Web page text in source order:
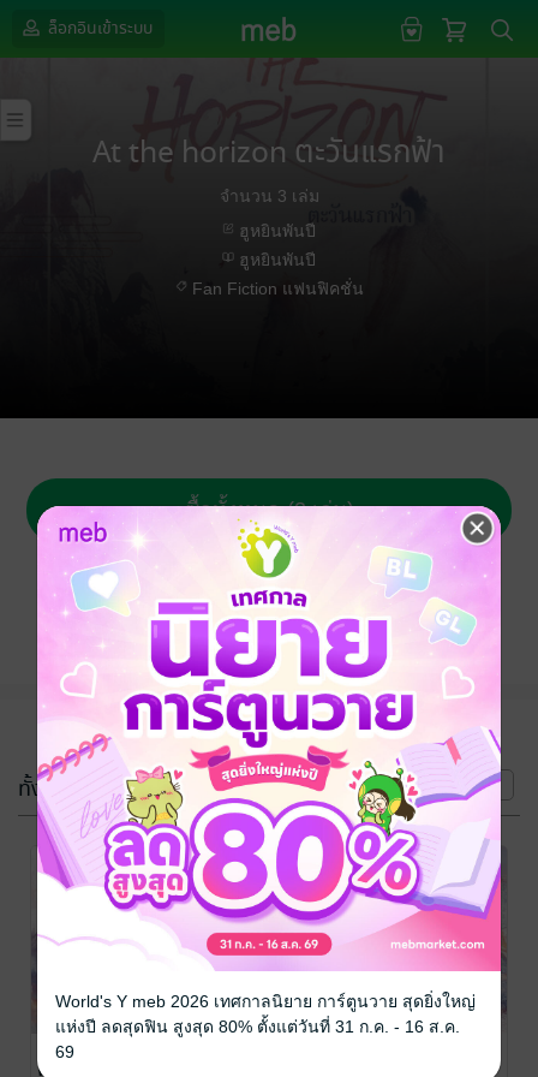
ล็อกอินเข้าระบบ
At the horizon ตะวันแรกฟ้า
จำนวน 3 เล่ม
ฮูหยินพันปี
ฮูหยินพันปี
Fan Fiction แฟนฟิคชั่น
ซื้อทั้งหมด (3 เล่ม)
ติดตาม แชร์
ทั้งหมด (3 เล่ม) หน้าที่ 1
At the horizon
ตะวันแรกฟ้า
World's Y meb 2026 เทศกาลนิยาย การ์ตูนวาย สุดยิ่งใหญ่
แห่งปี ลดสุดฟิน สูงสุด 80% ตั้งแต่วันที่ 31 ก.ค. - 16 ส.ค.
69